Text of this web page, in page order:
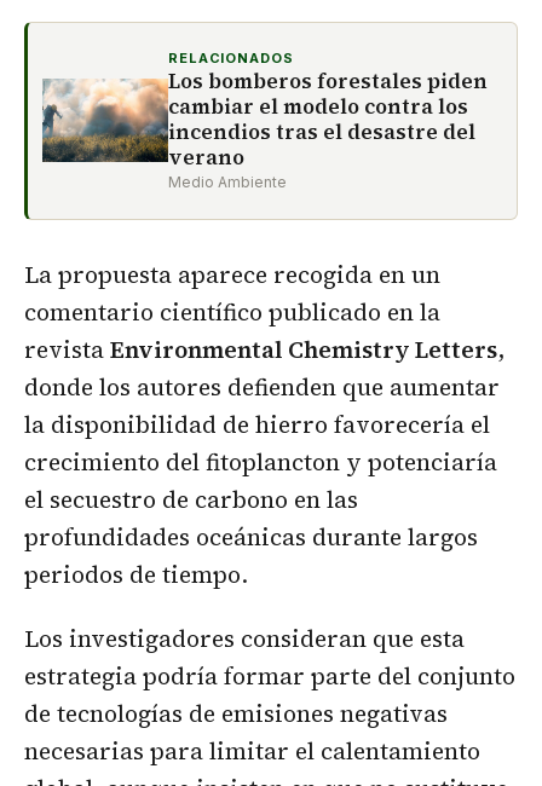
RELACIONADOS
Los bomberos forestales piden
cambiar el modelo contra los
incendios tras el desastre del
verano
Medio Ambiente
La propuesta aparece recogida en un
comentario científico publicado en la
revistaEnvironmental Chemistry Letters,
donde los autores defienden que aumentar
la disponibilidad de hierro favorecería el
crecimiento del fitoplancton y potenciaría
el secuestro de carbono en las
profundidades oceánicas durante largos
periodos de tiempo.
Los investigadores consideran que esta
estrategia podría formar parte del conjunto
de tecnologías de emisiones negativas
necesarias para limitar el calentamiento